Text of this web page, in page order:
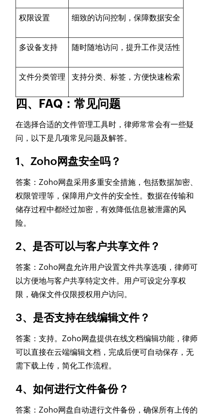
权限设置 细致的访问控制，保障数据安全
多设备支持 随时随地访问，提升工作灵活性
文件分类管理 支持分类、标签，方便快速检索
四、FAQ：常见问题
在选择合适的文件管理工具时，律师常常会有一些疑
问，以下是几项常见问题及解答。
1、Zoho网盘安全吗？
答案：Zoho网盘采用多重安全措施，包括数据加密、
权限管理等，保障用户文件的安全性。数据在传输和
储存过程中都经过加密，有效降低信息被泄露的风
险。
2、是否可以与客户共享文件？
答案：Zoho网盘允许用户设置文件共享选项，律师可
以方便地与客户共享特定文件。用户可设定分享权
限，确保文件仅限授权用户访问。
3、是否支持在线编辑文件？
答案：支持。Zoho网盘提供在线文档编辑功能，律师
可以直接在云端编辑文档，完成后便可自动保存，无
需下载上传，简化工作流程。
4、如何进行文件备份？
答案：Zoho网盘自动进行文件备份，确保所有上传的